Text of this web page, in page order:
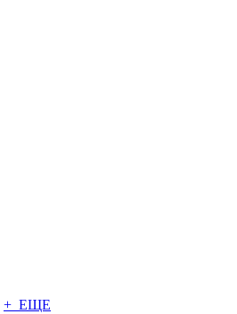
+ ЕЩЕ